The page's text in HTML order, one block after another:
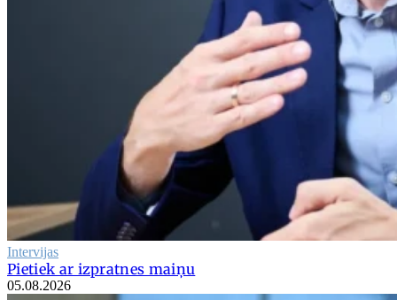
Intervijas
Pietiek ar izpratnes maiņu
05.08.2026